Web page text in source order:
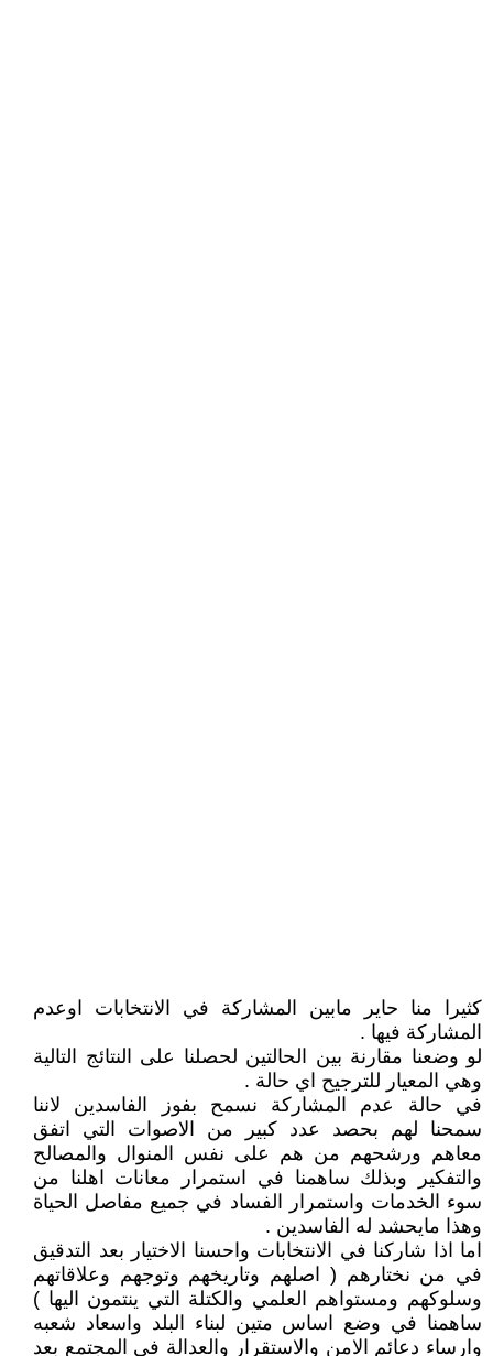
كثيرا منا حاير مابين المشاركة في الانتخابات اوعدم
المشاركة فيها .
لو وضعنا مقارنة بين الحالتين لحصلنا على النتائج التالية
وهي المعيار للترجيح اي حالة .
في حالة عدم المشاركة نسمح بفوز الفاسدين لاننا
سمحنا لهم بحصد عدد كبير من الاصوات التي اتفق
معاهم ورشحهم من هم على نفس المنوال والمصالح
والتفكير وبذلك ساهمنا في استمرار معانات اهلنا من
سوء الخدمات واستمرار الفساد في جميع مفاصل الحياة
وهذا مايحشد له الفاسدين .
اما اذا شاركنا في الانتخابات واحسنا الاختيار بعد التدقيق
في من نختارهم ( اصلهم وتاريخهم وتوجهم وعلاقاتهم
وسلوكهم ومستواهم العلمي والكتلة التي ينتمون اليها )
ساهمنا في وضع اساس متين لبناء البلد واسعاد شعبه
وارساء دعائم الامن والاستقرار والعدالة في المجتمع بعد